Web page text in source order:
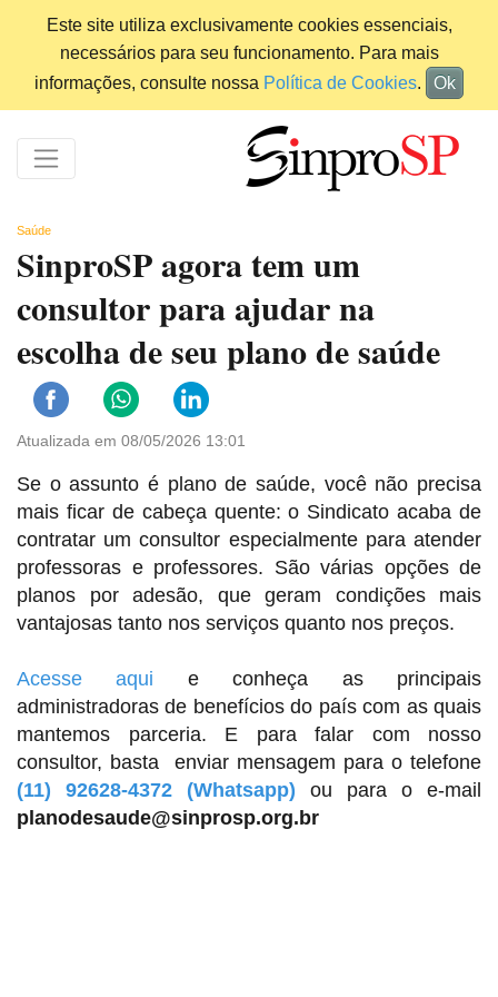
Este site utiliza exclusivamente cookies essenciais,
necessários para seu funcionamento. Para mais
informações, consulte nossa Política de Cookies. Ok
Saúde
SinproSP agora tem um
consultor para ajudar na
escolha de seu plano de saúde
Atualizada em 08/05/2026 13:01
Se o assunto é plano de saúde, você não precisa
mais ficar de cabeça quente: o Sindicato acaba de
contratar um consultor especialmente para atender
professoras e professores. São várias opções de
planos por adesão, que geram condições mais
vantajosas tanto nos serviços quanto nos preços.
Acesse aqui e conheça as principais
administradoras de benefícios do país com as quais
mantemos parceria. E para falar com nosso
consultor, basta enviar mensagem para o telefone
(11) 92628-4372 (Whatsapp)
ou para o e-mail
planodesaude@sinprosp.org.br